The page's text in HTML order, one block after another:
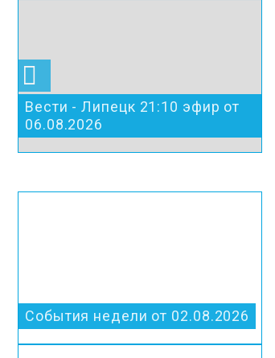
Вести - Липецк 21:10 эфир от
06.08.2026
События недели от 02.08.2026